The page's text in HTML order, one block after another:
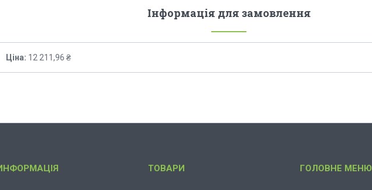
Інформація для замовлення
Ціна: 12 211,96 ₴
ТОВАРИ ГОЛОВНЕ МЕНЮ